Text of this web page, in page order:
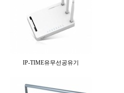
IP-TIME유무선공유기